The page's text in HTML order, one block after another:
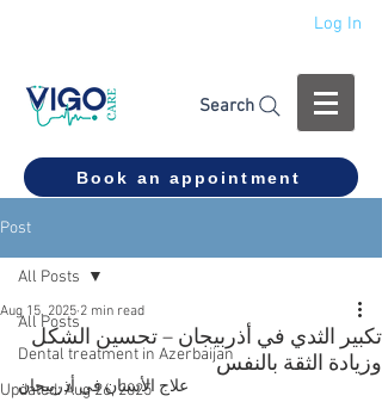
Log In
Search
Book an appointment
Post
All Posts
Dental treatment in Azerbaijan
علاج الأسنان في أذربيجان
All Posts
تكبير الثدي في أذربيجان – تحسين الشكل
وزيادة الثقة بالنفس
Aug 15, 2025 2 min read
Updated:Aug 26, 2025